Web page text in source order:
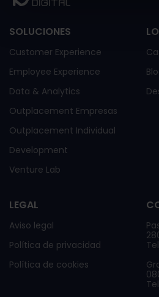
SOLUCIONES
Customer Experience
Employee Experience
Data & Analytics
Outplacement Empresas
Outplacement Individual
Development
Venture Lab
LEGAL
Aviso legal
Política de privacidad
Política de cookies